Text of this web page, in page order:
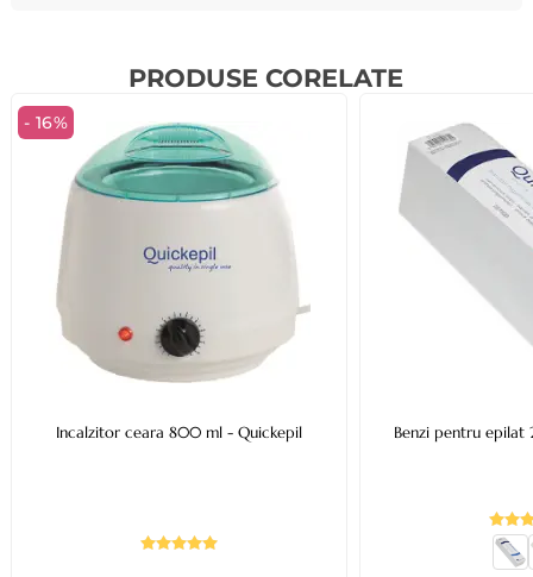
PRODUSE CORELATE
- 16%
Incalzitor ceara 800 ml - Quickepil Benzi pentru epilat